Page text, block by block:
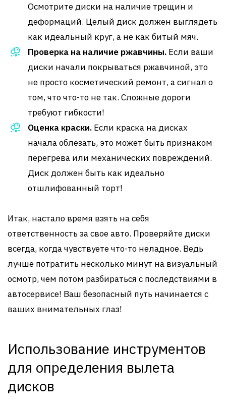
Осмотрите диски на наличие трещин и
деформаций. Целый диск должен выглядеть
как идеальный круг, а не как битый мяч.
Проверка на наличие ржавчины. Если ваши
диски начали покрываться ржавчиной, это
не просто косметический ремонт, а сигнал о
том, что что-то не так. Сложные дороги
требуют гибкости!
Оценка краски. Если краска на дисках
начала облезать, это может быть признаком
перегрева или механических повреждений.
Диск должен быть как идеально
отшлифованный торт!
Итак, настало время взять на себя
ответственность за свое авто. Проверяйте диски
всегда, когда чувствуете что-то неладное. Ведь
лучше потратить несколько минут на визуальный
осмотр, чем потом разбираться с последствиями в
автосервисе! Ваш безопасный путь начинается с
ваших внимательных глаз!
Использование инструментов
для определения вылета
дисков